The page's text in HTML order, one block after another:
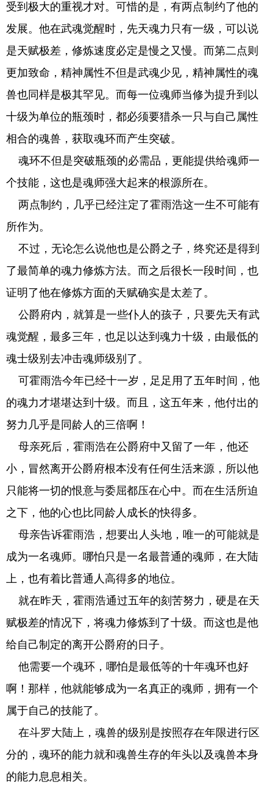
受到极大的重视才对。可惜的是，有两点制约了他的
发展。他在武魂觉醒时，先天魂力只有一级，可以说
是天赋极差，修炼速度必定是慢之又慢。而第二点则
更加致命，精神属性不但是武魂少见，精神属性的魂
兽也同样是极其罕见。而每一位魂师当修为提升到以
十级为单位的瓶颈时，都必须要猎杀一只与自己属性
相合的魂兽，获取魂环而产生突破。
魂环不但是突破瓶颈的必需品，更能提供给魂师一
个技能，这也是魂师强大起来的根源所在。
两点制约，几乎已经注定了霍雨浩这一生不可能有
所作为。
不过，无论怎么说他也是公爵之子，终究还是得到
了最简单的魂力修炼方法。而之后很长一段时间，也
证明了他在修炼方面的天赋确实是太差了。
公爵府内，就算是一些仆人的孩子，只要先天有武
魂觉醒，最多三年，也足以达到魂力十级，由最低的
魂士级别去冲击魂师级别了。
可霍雨浩今年已经十一岁，足足用了五年时间，他
的魂力才堪堪达到十级。而且，这五年来，他付出的
努力几乎是同龄人的三倍啊！
母亲死后，霍雨浩在公爵府中又留了一年，他还
小，冒然离开公爵府根本没有任何生活来源，所以他
只能将一切的恨意与委屈都压在心中。而在生活所迫
之下，他的心也比同龄人成长的快得多。
母亲告诉霍雨浩，想要出人头地，唯一的可能就是
成为一名魂师。哪怕只是一名最普通的魂师，在大陆
上，也有着比普通人高得多的地位。
就在昨天，霍雨浩通过五年的刻苦努力，硬是在天
赋极差的情况下，将魂力修炼到了十级。而这也是他
给自己制定的离开公爵府的日子。
他需要一个魂环，哪怕是最低等的十年魂环也好
啊！那样，他就能够成为一名真正的魂师，拥有一个
属于自己的技能了。
在斗罗大陆上，魂兽的级别是按照存在年限进行区
分的，魂环的能力就和魂兽生存的年头以及魂兽本身
的能力息息相关。